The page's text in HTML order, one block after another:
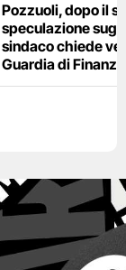
Pozzuoli, dopo il
speculazione
sindaco chiede
Guardia di Finanza